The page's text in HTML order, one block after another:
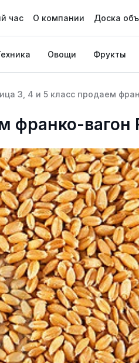
час О компании Доска
Овощи Фрукты
3, 4 и 5 класс продаем
франко-вагон